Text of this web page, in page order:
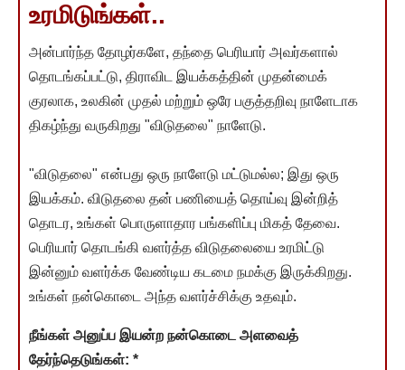
உரமிடுங்கள்..
அன்பார்ந்த தோழர்களே, தந்தை பெரியார் அவர்களால்
தொடங்கப்பட்டு, திராவிட இயக்கத்தின் முதன்மைக்
குரலாக, உலகின் முதல் மற்றும் ஒரே பகுத்தறிவு நாளேடாக
திகழ்ந்து வருகிறது "விடுதலை" நாளேடு.
"விடுதலை" என்பது ஒரு நாளேடு மட்டுமல்ல; இது ஒரு
இயக்கம். விடுதலை தன் பணியைத் தொய்வு இன்றித்
தொடர, உங்கள் பொருளாதார பங்களிப்பு மிகத் தேவை.
பெரியார் தொடங்கி வளர்த்த விடுதலையை உரமிட்டு
இன்னும் வளர்க்க வேண்டிய கடமை நமக்கு இருக்கிறது.
உங்கள் நன்கொடை அந்த வளர்ச்சிக்கு உதவும்.
நீங்கள் அனுப்ப இயன்ற நன்கொடை அளவைத்
தேர்ந்தெடுங்கள்: *